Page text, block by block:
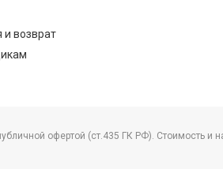
и возврат
офертой (ст.435 ГК РФ). Стоимость и